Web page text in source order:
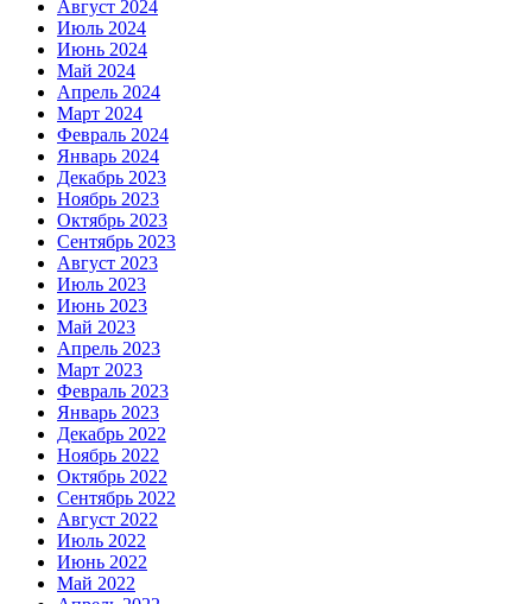
Август 2024
Июль 2024
Июнь 2024
Май 2024
Апрель 2024
Март 2024
Февраль 2024
Январь 2024
Декабрь 2023
Ноябрь 2023
Октябрь 2023
Сентябрь 2023
Август 2023
Июль 2023
Июнь 2023
Май 2023
Апрель 2023
Март 2023
Февраль 2023
Январь 2023
Декабрь 2022
Ноябрь 2022
Октябрь 2022
Сентябрь 2022
Август 2022
Июль 2022
Июнь 2022
Май 2022